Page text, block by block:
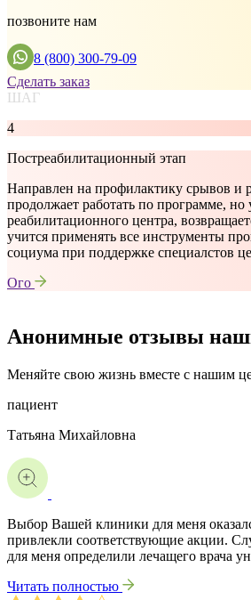
позвоните нам
8 (800) 300-79-09
Сделать заказ
ШАГ
4
Постреабилитационный этап
Направлен на профилактику срывов и
продолжает работать по программе, но
реабилитационного центра,
учится применять все инструменты
социума при поддержке специалстов
Ого
Анонимные отзывы
Меняйте свою жизнь вместе с нашим
пациент
Татьяна Михайловна
Выбор Вашей клиники для меня
привлекли соответствующие акции.
для меня определили лечащего врача
Читать полностью